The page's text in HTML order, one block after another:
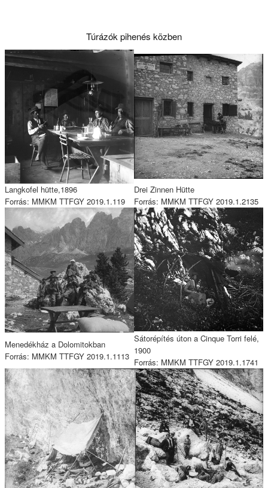
Túrázók pihenés közben
Langkofel hütte,1896
Forrás: MMKM TTFGY 2019.1.119
Drei Zinnen Hütte
Forrás: MMKM TTFGY 2019.1.2135
Menedékház a Dolomitokban
Forrás: MMKM TTFGY 2019.1.1113
Sátorépítés úton a Cinque Torri felé,
1900
Forrás: MMKM TTFGY 2019.1.1741